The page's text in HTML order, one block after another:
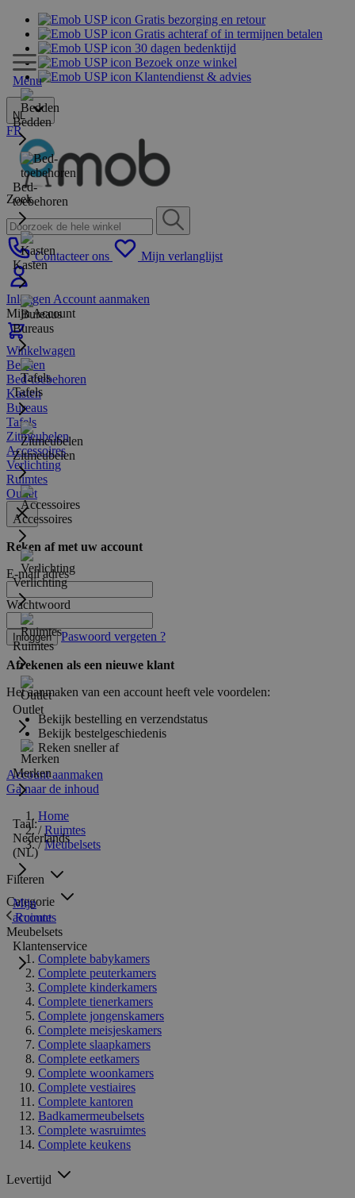
Gratis bezorging en retour
Gratis achteraf of in termijnen betalen
30 dagen bedenktijd
Bezoek onze winkel
Klantendienst & advies
NL
FR
Zoek
Contacteer ons Mijn verlanglijst
Inloggen Account aanmaken
Mijn Account
Winkelwagen
Menu
Bedden
Bed-
toebehoren
Kasten
Bureaus
Tafels
Zitmeubelen
Accessoires
Verlichting
Ruimtes
Outlet
Merken
Taal:
Nederlands
(NL)
Mijn
account
Klantenservice
Bedden
Bed-toebehoren
Kasten
Bureaus
Tafels
Zitmeubelen
Accessoires
Verlichting
Ruimtes
Outlet
Reken af met uw account
E-mail adres
Wachtwoord
Inloggen Paswoord vergeten ?
Afrekenen als een nieuwe klant
Het aanmaken van een account heeft vele voordelen:
Bekijk bestelling en verzendstatus
Bekijk bestelgeschiedenis
Reken sneller af
Account aanmaken
Ga naar de inhoud
Home
/ Ruimtes
/ Meubelsets
Filteren
Categorie
Ruimtes
Meubelsets
Complete babykamers
Complete peuterkamers
Complete kinderkamers
Complete tienerkamers
Complete jongenskamers
Complete meisjeskamers
Complete slaapkamers
Complete eetkamers
Complete woonkamers
Complete vestiaires
Complete kantoren
Badkamermeubelsets
Complete wasruimtes
Complete keukens
Levertijd